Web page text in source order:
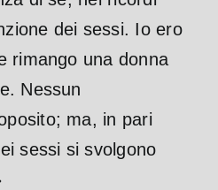
dei sessi. Io ero
rimango una donna
Nessun
ma, in pari
sessi si svolgono